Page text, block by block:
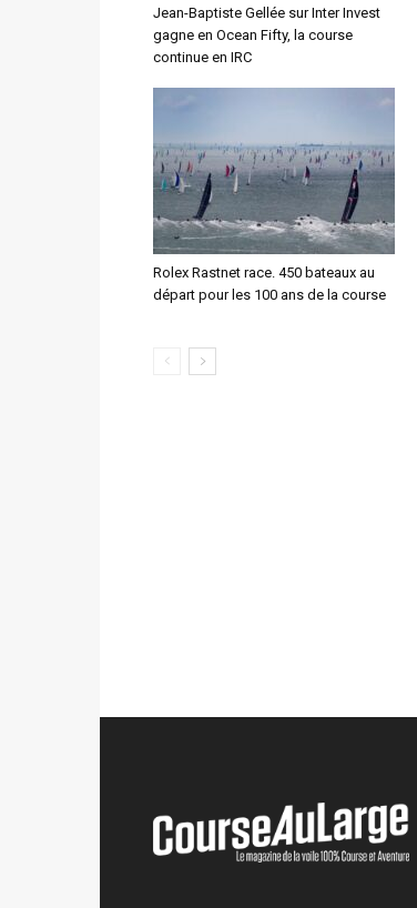
Jean-Baptiste Gellée sur Inter Invest
gagne en Ocean Fifty, la course
continue en IRC
Rolex Rastnet race. 450 bateaux au
départ pour les 100 ans de la course